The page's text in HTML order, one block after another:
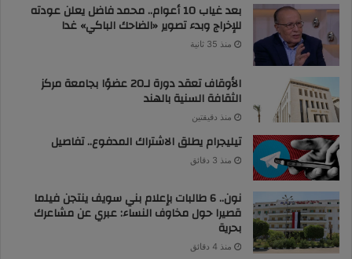
بعد غياب 10 أعوام.. محمد فاضل يعلن عودته
للإخراج وبدء تصوير «الضاحك الباكي» غدا
منذ 35 ثانية
الأوقاف تعقد دورة لـ20 عضوًا بجامعة مركز
الثقافة السنية بالهند
منذ دقيقتين
تيليجرام يطلق الاشتراك المدفوع.. تفاصيل
منذ 3 دقائق
نون.. 6 طالبات بإعلام بني سويف ينتجن فيلما
قصيرا حول مخاوف النساء: عبري عن مشاعرك
بحرية
منذ 4 دقائق